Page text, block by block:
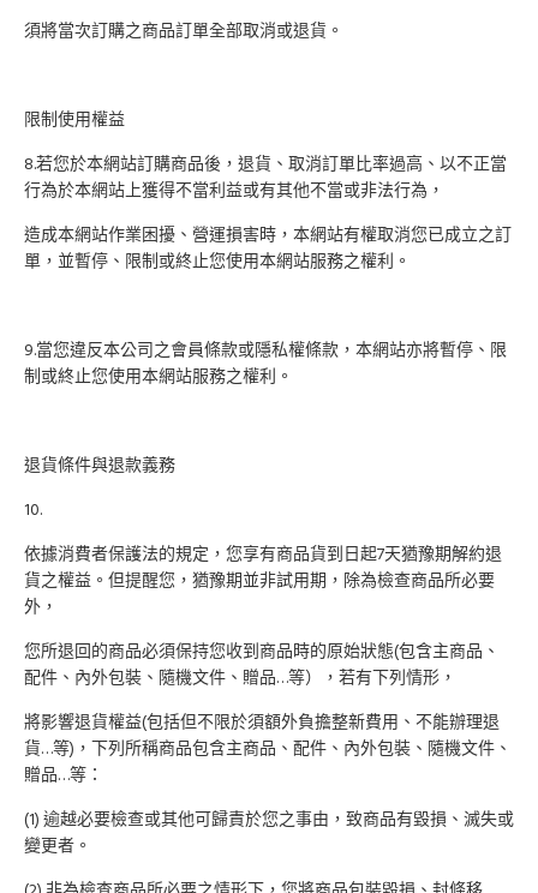
須將當次訂購之商品訂單全部取消或退貨。
限制使用權益
8.若您於本網站訂購商品後，退貨、取消訂單比率過高、以不正當
行為於本網站上獲得不當利益或有其他不當或非法行為，
造成本網站作業困擾、營運損害時，本網站有權取消您已成立之訂
單，並暫停、限制或終止您使用本網站服務之權利。
9.當您違反本公司之會員條款或隱私權條款，本網站亦將暫停、限
制或終止您使用本網站服務之權利。
退貨條件與退款義務
10.
依據消費者保護法的規定，您享有商品貨到日起7天猶豫期解約退
貨之權益。但提醒您，猶豫期並非試用期，除為檢查商品所必要
外，
您所退回的商品必須保持您收到商品時的原始狀態(包含主商品、
配件、內外包裝、隨機文件、贈品…等），若有下列情形，
將影響退貨權益(包括但不限於須額外負擔整新費用、不能辦理退
貨…等)，下列所稱商品包含主商品、配件、內外包裝、隨機文件、
贈品…等：
(1) 逾越必要檢查或其他可歸責於您之事由，致商品有毀損、滅失或
變更者。